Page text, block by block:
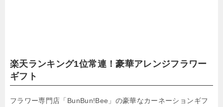
楽天ランキング1位常連！豪華アレンジフラワー
ギフト
フラワー専門店「BunBun!Bee」の豪華なカーネーションギフ